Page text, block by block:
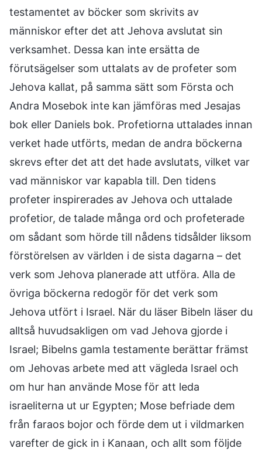
testamentet av böcker som skrivits av
människor efter det att Jehova avslutat sin
verksamhet. Dessa kan inte ersätta de
förutsägelser som uttalats av de profeter som
Jehova kallat, på samma sätt som Första och
Andra Mosebok inte kan jämföras med Jesajas
bok eller Daniels bok. Profetiorna uttalades innan
verket hade utförts, medan de andra böckerna
skrevs efter det att det hade avslutats, vilket var
vad människor var kapabla till. Den tidens
profeter inspirerades av Jehova och uttalade
profetior, de talade många ord och profeterade
om sådant som hörde till nådens tidsålder liksom
förstörelsen av världen i de sista dagarna – det
verk som Jehova planerade att utföra. Alla de
övriga böckerna redogör för det verk som
Jehova utfört i Israel. När du läser Bibeln läser du
alltså huvudsakligen om vad Jehova gjorde i
Israel; Bibelns gamla testamente berättar främst
om Jehovas arbete med att vägleda Israel och
om hur han använde Mose för att leda
israeliterna ut ur Egypten; Mose befriade dem
från faraos bojor och förde dem ut i vildmarken
varefter de gick in i Kanaan, och allt som följde